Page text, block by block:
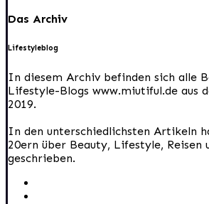
Das Archiv
Lifestyleblog
In diesem Archiv befinden sich alle
Lifestyle-Blogs www.miutiful.de aus
2019.
In den unterschiedlichsten Artikeln
20ern über Beauty, Lifestyle, Reisen
geschrieben.